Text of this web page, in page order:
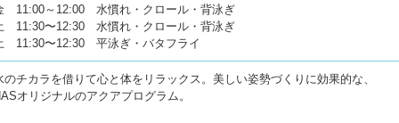
11:00～12:00 水慣れ・クロール・背泳ぎ
11:30〜12:30 水慣れ・クロール・背泳ぎ
11:30〜12:30 平泳ぎ・バタフライ
のチカラを借りて心と体をリラックス。美しい姿勢づくりに効果的な、
オリジナルのアクアプログラム。